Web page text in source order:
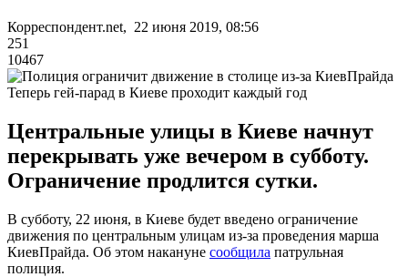
Корреспондент.net, 22 июня 2019, 08:56
251
10467
Теперь гей-парад в Киеве проходит каждый год
Центральные улицы в Киеве начнут
перекрывать уже вечером в субботу.
Ограничение продлится сутки.
В субботу, 22 июня, в Киеве будет введено ограничение
движения по центральным улицам из-за проведения марша
КиевПрайда. Об этом накануне сообщила патрульная
полиция.